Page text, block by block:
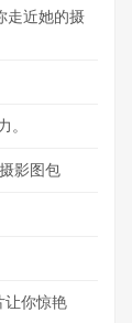
走近她的摄
。
影图包
让你惊艳